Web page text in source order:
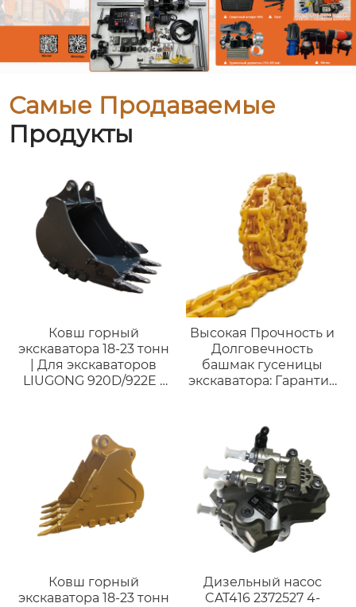
Самые Продаваемые
Продукты
Ковш горный
экскаватора 18-23 тонн
| Для экскаваторов
LIUGONG 920D/922E |
Высокая Прочность и
Долговечность
башмак гусеницы
экскаватора: Гарантия
Ковш горный
экскаватора 18-23 тонн
Дизельный насос
CAT416 2372527 4-